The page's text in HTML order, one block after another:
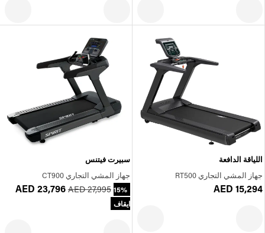
اللياقة الدافعة
جهاز المشي التجاري RT500
AED 15,294
سبيرت فيتنس
جهاز المشي التجاري CT900
AED 23,796 AED 27,995 15%
ايقاف